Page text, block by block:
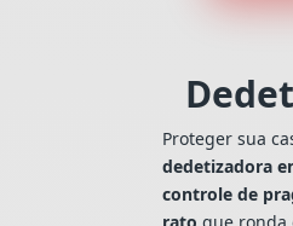
Proteger sua
dedetizadora
controle de